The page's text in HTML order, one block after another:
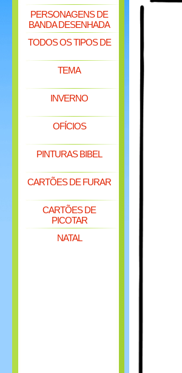
PERSONAGENS DE
BANDA DESENHADA
TODOS OS TIPOS DE
TEMA
INVERNO
OFÍCIOS
PINTURAS BIBEL
CARTÕES DE FURAR
CARTÕES DE
PICOTAR
NATAL